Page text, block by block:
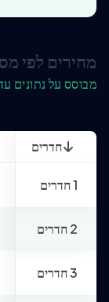
מחירים לפי
מבוסס על נתונים עדכניים
חדרים
1 חדרים
2 חדרים
3 חדרים